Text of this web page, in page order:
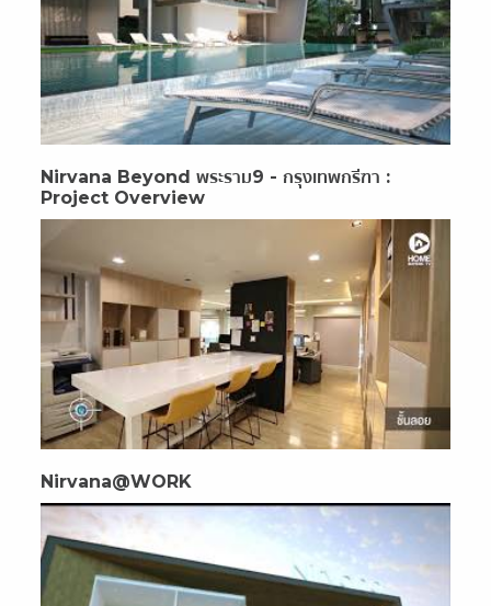
Nirvana Beyond พระราม9 - กรุงเทพกรีฑา :
Project Overview
Nirvana@WORK